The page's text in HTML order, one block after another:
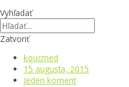
Vyhľadať
Zatvoriť
koucmed
15 augusta, 2015
Jeden koment